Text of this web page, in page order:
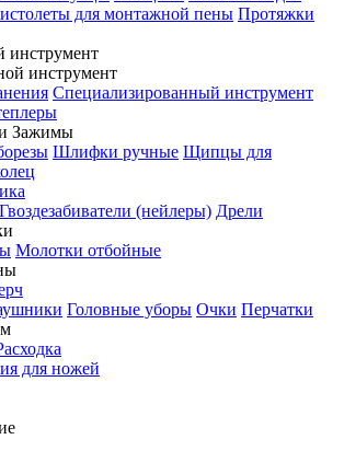
для монтажной пены Протяжки
инструмент
инструмент
Специализированный инструмент
Зажимы
Шлифки ручные Щипцы для
Гвоздезабиватели (нейлеры) Дрели
Молотки отбойные
Головные уборы Очки Перчатки
для ножей